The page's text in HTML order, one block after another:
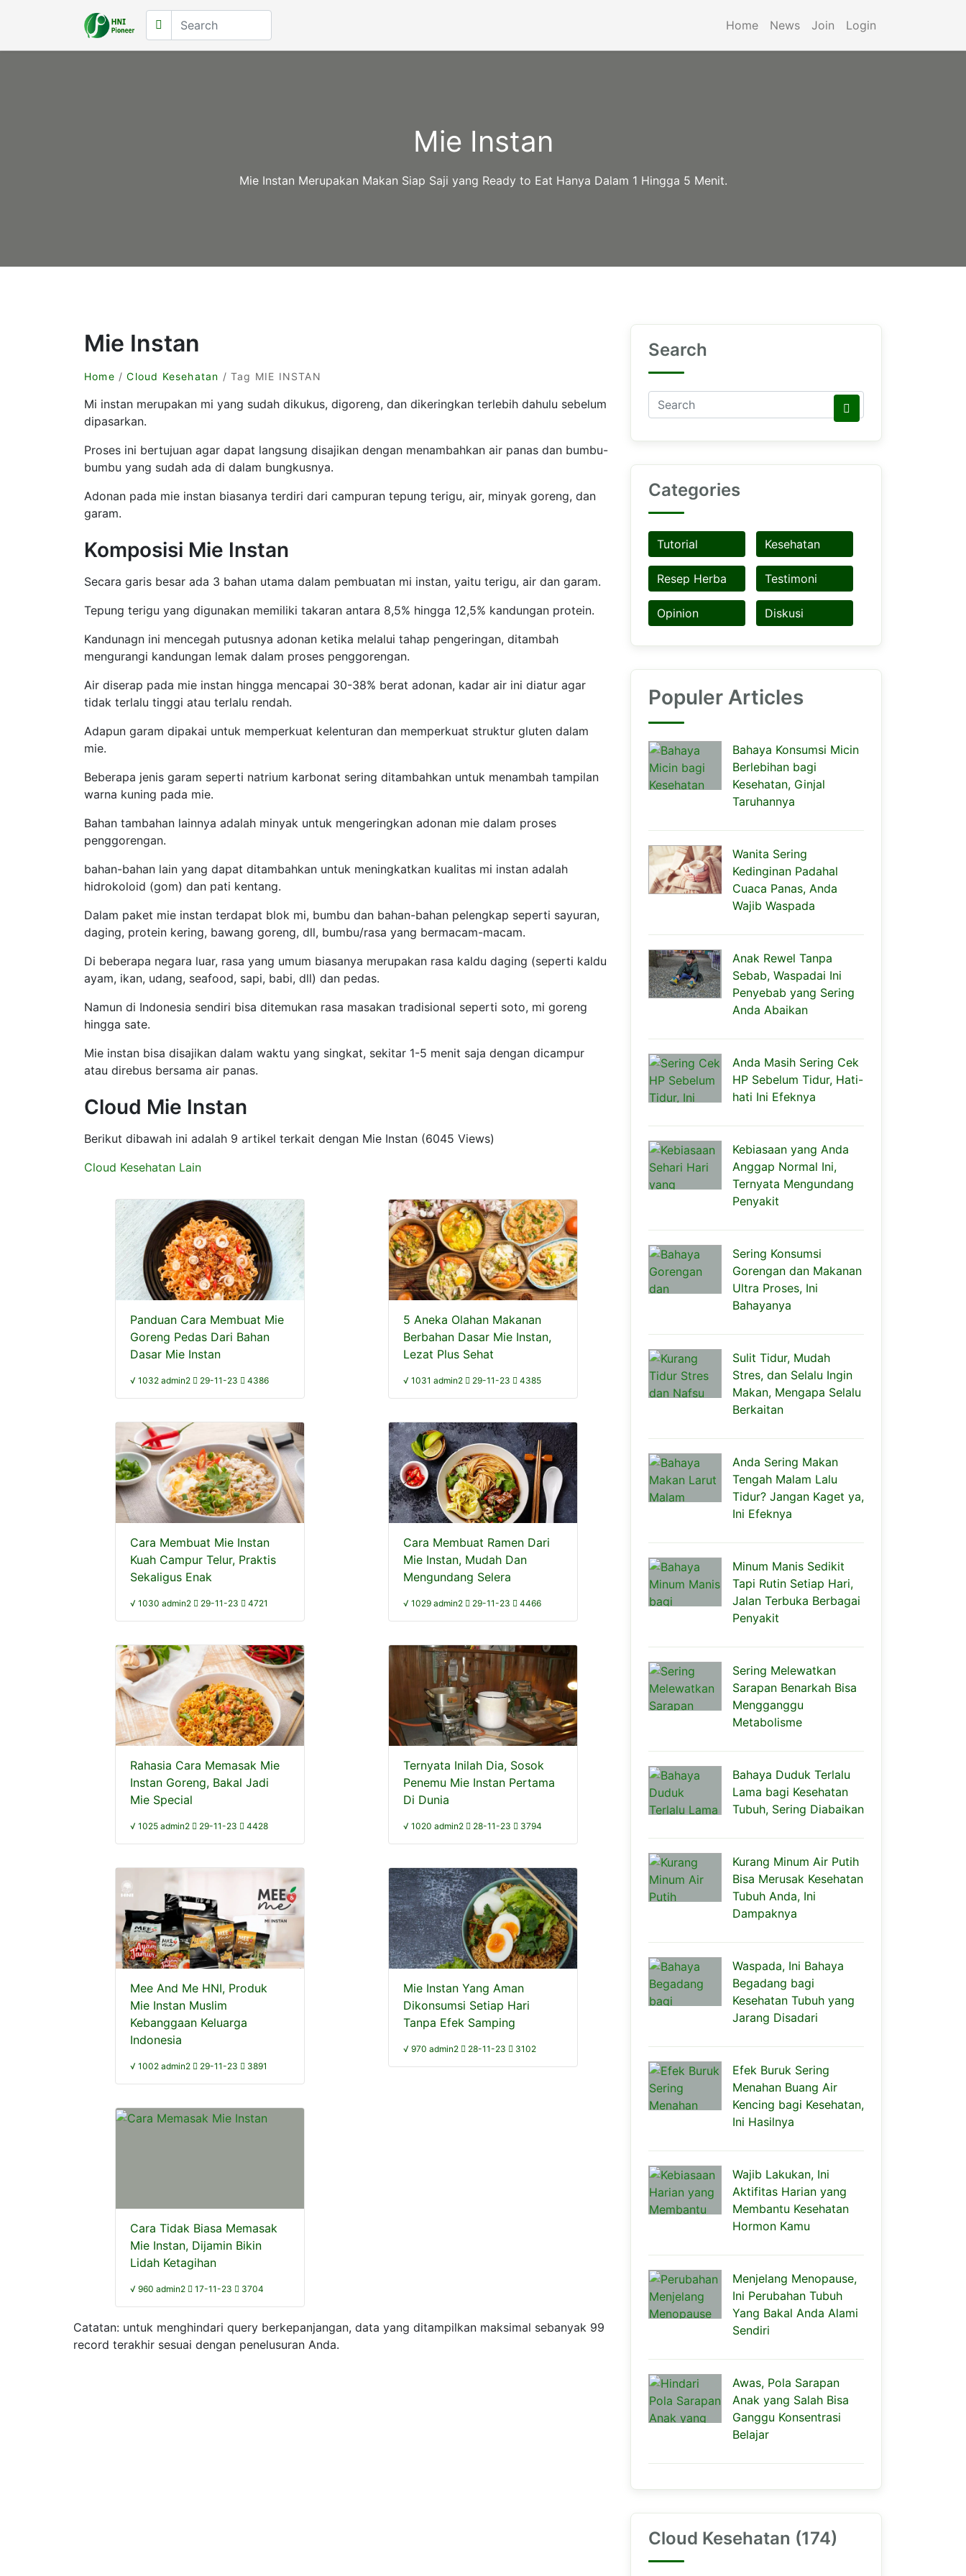
Home News Join Login
Mie Instan
Mie Instan Merupakan Makan Siap Saji yang Ready to Eat Hanya Dalam 1 Hingga 5 Menit.
Mie Instan
Home /Cloud Kesehatan / Tag MIE INSTAN
Mi instan merupakan mi yang sudah dikukus, digoreng, dan dikeringkan terlebih dahulu sebelum
dipasarkan.
Proses ini bertujuan agar dapat langsung disajikan dengan menambahkan air panas dan bumbu-
bumbu yang sudah ada di dalam bungkusnya.
Adonan pada mie instan biasanya terdiri dari campuran tepung terigu, air, minyak goreng, dan
garam.
Komposisi Mie Instan
Secara garis besar ada 3 bahan utama dalam pembuatan mi instan, yaitu terigu, air dan garam.
Tepung terigu yang digunakan memiliki takaran antara 8,5% hingga 12,5% kandungan protein.
Kandunagn ini mencegah putusnya adonan ketika melalui tahap pengeringan, ditambah
mengurangi kandungan lemak dalam proses penggorengan.
Air diserap pada mie instan hingga mencapai 30-38% berat adonan, kadar air ini diatur agar
tidak terlalu tinggi atau terlalu rendah.
Adapun garam dipakai untuk memperkuat kelenturan dan memperkuat struktur gluten dalam
mie.
Beberapa jenis garam seperti natrium karbonat sering ditambahkan untuk menambah tampilan
warna kuning pada mie.
Bahan tambahan lainnya adalah minyak untuk mengeringkan adonan mie dalam proses
penggorengan.
bahan-bahan lain yang dapat ditambahkan untuk meningkatkan kualitas mi instan adalah
hidrokoloid (gom) dan pati kentang.
Dalam paket mie instan terdapat blok mi, bumbu dan bahan-bahan pelengkap seperti sayuran,
daging, protein kering, bawang goreng, dll, bumbu/rasa yang bermacam-macam.
Di beberapa negara luar, rasa yang umum biasanya merupakan rasa kaldu daging (seperti kaldu
ayam, ikan, udang, seafood, sapi, babi, dll) dan pedas.
Namun di Indonesia sendiri bisa ditemukan rasa masakan tradisional seperti soto, mi goreng
hingga sate.
Mie instan bisa disajikan dalam waktu yang singkat, sekitar 1-5 menit saja dengan dicampur
atau direbus bersama air panas.
Cloud Mie Instan
Berikut dibawah ini adalah 9 artikel terkait dengan Mie Instan (6045 Views)
Cloud Kesehatan Lain
Panduan Cara Membuat Mie
Goreng Pedas Dari Bahan
Dasar Mie Instan
√ 1032 admin2 29-11-23 4386
5 Aneka Olahan Makanan
Berbahan Dasar Mie Instan,
Lezat Plus Sehat
√ 1031 admin2 29-11-23 4385
Cara Membuat Mie Instan
Kuah Campur Telur, Praktis
Sekaligus Enak
√ 1030 admin2 29-11-23 4721
Cara Membuat Ramen Dari
Mie Instan, Mudah Dan
Mengundang Selera
√ 1029 admin2 29-11-23 4466
Rahasia Cara Memasak Mie
Instan Goreng, Bakal Jadi
Mie Special
√ 1025 admin2 29-11-23 4428
Ternyata Inilah Dia, Sosok
Penemu Mie Instan Pertama
Di Dunia
√ 1020 admin2 28-11-23 3794
Mee And Me HNI, Produk
Mie Instan Muslim
Kebanggaan Keluarga
Indonesia
√ 1002 admin2 29-11-23 3891
Mie Instan Yang Aman
Dikonsumsi Setiap Hari
Tanpa Efek Samping
√ 970 admin2 28-11-23 3102
Cara Tidak Biasa Memasak
Mie Instan, Dijamin Bikin
Lidah Ketagihan
√ 960 admin2 17-11-23 3704
Catatan: untuk menghindari query berkepanjangan, data yang ditampilkan maksimal sebanyak 99
record terakhir sesuai dengan penelusuran Anda.
Search
Categories
Tutorial Kesehatan
Resep Herba Testimoni
Opinion Diskusi
Populer Articles
Bahaya Konsumsi Micin
Berlebihan bagi
Kesehatan, Ginjal
Taruhannya
Wanita Sering
Kedinginan Padahal
Cuaca Panas, Anda
Wajib Waspada
Anak Rewel Tanpa
Sebab, Waspadai Ini
Penyebab yang Sering
Anda Abaikan
Anda Masih Sering Cek
HP Sebelum Tidur, Hati-
hati Ini Efeknya
Kebiasaan yang Anda
Anggap Normal Ini,
Ternyata Mengundang
Penyakit
Sering Konsumsi
Gorengan dan Makanan
Ultra Proses, Ini
Bahayanya
Sulit Tidur, Mudah
Stres, dan Selalu Ingin
Makan, Mengapa Selalu
Berkaitan
Anda Sering Makan
Tengah Malam Lalu
Tidur? Jangan Kaget ya,
Ini Efeknya
Minum Manis Sedikit
Tapi Rutin Setiap Hari,
Jalan Terbuka Berbagai
Penyakit
Sering Melewatkan
Sarapan Benarkah Bisa
Mengganggu
Metabolisme
Bahaya Duduk Terlalu
Lama bagi Kesehatan
Tubuh, Sering Diabaikan
Kurang Minum Air Putih
Bisa Merusak Kesehatan
Tubuh Anda, Ini
Dampaknya
Waspada, Ini Bahaya
Begadang bagi
Kesehatan Tubuh yang
Jarang Disadari
Efek Buruk Sering
Menahan Buang Air
Kencing bagi Kesehatan,
Ini Hasilnya
Wajib Lakukan, Ini
Aktifitas Harian yang
Membantu Kesehatan
Hormon Kamu
Menjelang Menopause,
Ini Perubahan Tubuh
Yang Bakal Anda Alami
Sendiri
Awas, Pola Sarapan
Anak yang Salah Bisa
Ganggu Konsentrasi
Belajar
Cloud Kesehatan (174)